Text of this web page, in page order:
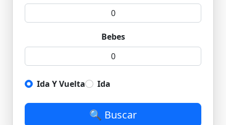
Bebes
Ida Y Vuelta Ida
🔍 Buscar